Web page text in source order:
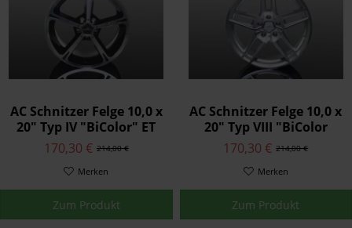
AC Schnitzer Felge 10,0 x
20" Typ IV "BiColor" ET
50 für BMW X5M E70
214,00 €
170,30 €
Merken
Zum Produkt
AC Schnitzer Felge 10,0 x
20" Typ VIII "BiColor
silber" ET 50 X5-E70
Hinterachse
214,00 €
170,30 €
Merken
Zum Produkt